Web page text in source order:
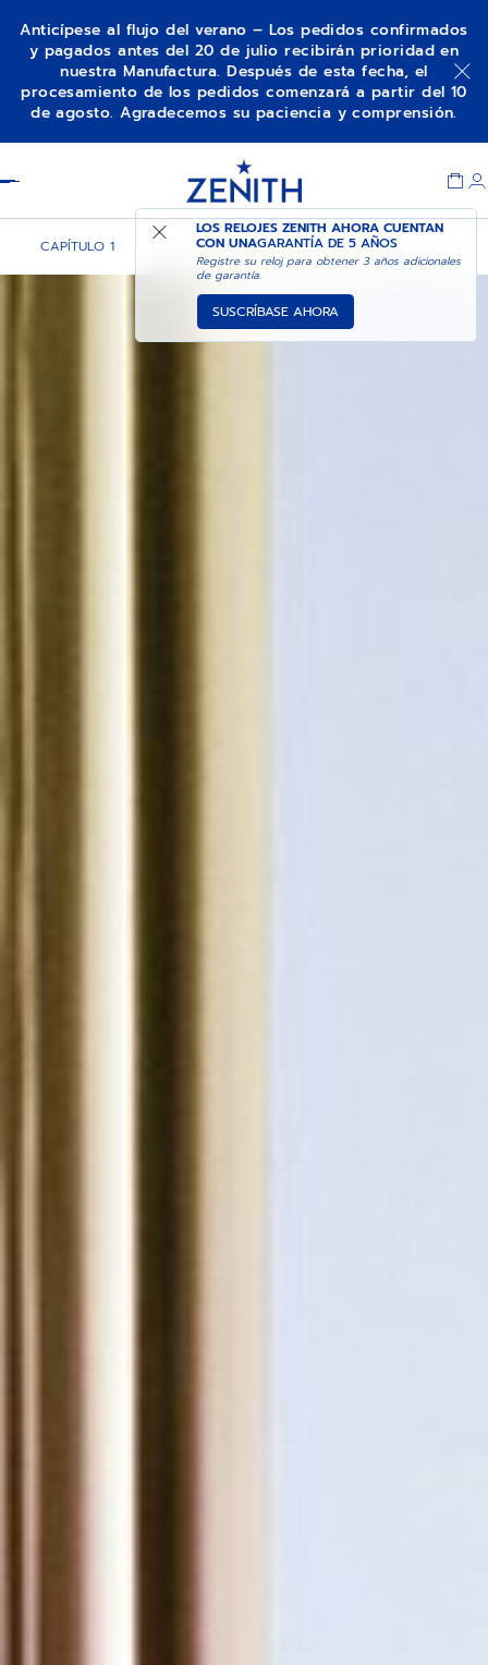
Anticípese al flujo del verano – Los pedidos confirmados
y pagados antes del 20 de julio recibirán prioridad en
nuestra Manufactura. Después de esta fecha, el
procesamiento de los pedidos comenzará a partir del 10
de agosto. Agradecemos su paciencia y comprensión.
LOS RELOJES ZENITH AHORA CUENTAN
CON UNAGARANTÍA DE 5 AÑOS
Registre su reloj para obtener 3 años adicionales
de garantía.
SUSCRÍBASE AHORA
CAPÍTULO 1 CAPÍTULO 2 CAPÍTULO 3